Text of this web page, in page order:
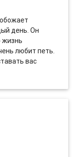
день. Он
жизнь
любит петь.
вас